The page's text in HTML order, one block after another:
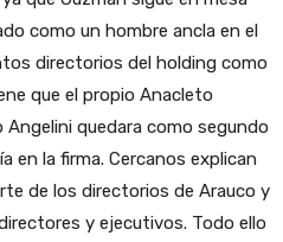
como un hombre ancla en el
directorios del holding como
que el propio Anacleto
quedara como segundo
en la firma. Cercanos explican
de los directorios de Arauco y
y ejecutivos. Todo ello